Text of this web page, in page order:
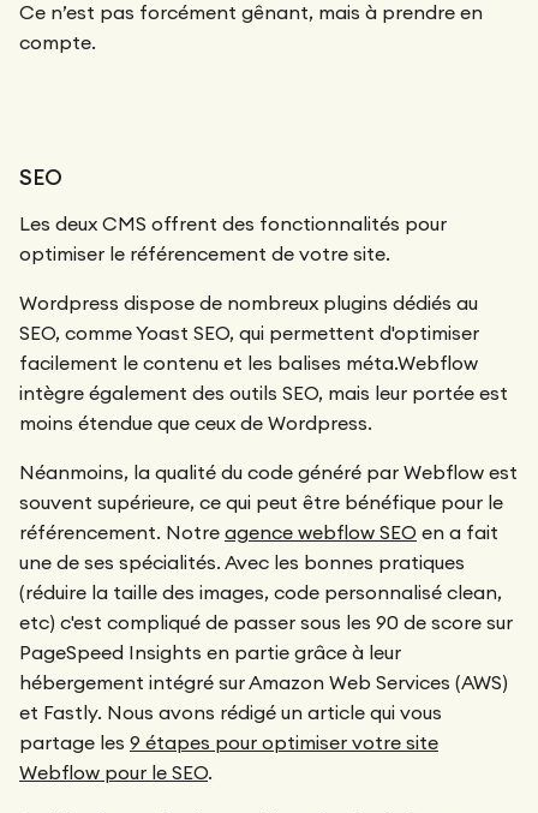
Ce n’est pas forcément gênant, mais à prendre en
compte.
SEO
Les deux CMS offrent des fonctionnalités pour
optimiser le référencement de votre site.
Wordpress dispose de nombreux plugins dédiés au
SEO, comme Yoast SEO, qui permettent d'optimiser
facilement le contenu et les balises méta.Webflow
intègre également des outils SEO, mais leur portée est
moins étendue que ceux de Wordpress.
Néanmoins, la qualité du code généré par Webflow est
souvent supérieure, ce qui peut être bénéfique pour le
référencement. Notre agence webflow SEO en a fait
une de ses spécialités. Avec les bonnes pratiques
(réduire la taille des images, code personnalisé clean,
etc) c'est compliqué de passer sous les 90 de score sur
PageSpeed Insights en partie grâce à leur
hébergement intégré sur Amazon Web Services (AWS)
et Fastly. Nous avons rédigé un article qui vous
partage les 9 étapes pour optimiser votre site
Webflow pour le SEO.